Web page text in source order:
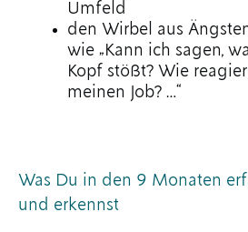
Umfeld
den Wirbel aus
wie „Kann ich sagen,
Kopf stößt? Wie
meinen Job? …“
Was Du in den 9 Monaten
und erkennst